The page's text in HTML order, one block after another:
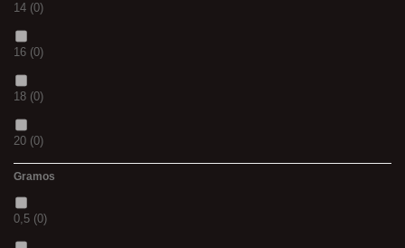
P(0)
14(0)
42(0)
23(0)
38(0)
20MM
3 M (0)
(0)
(0)
14MM
500
14 (0)
16 (0)
18 (0)
20 (0)
(0)
Gramos
0,5 (0)